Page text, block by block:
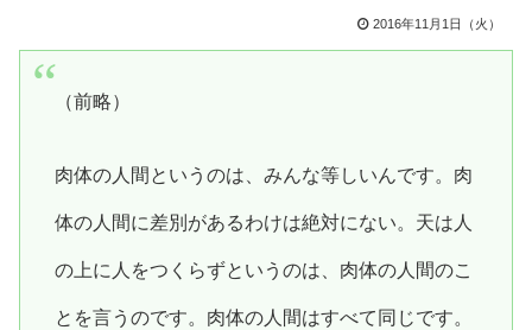
2016年11月1日（火）
（前略）
肉体の人間というのは、みんな等しいんです。肉
体の人間に差別があるわけは絶対にない。天は人
の上に人をつくらずというのは、肉体の人間のこ
とを言うのです。肉体の人間はすべて同じです。